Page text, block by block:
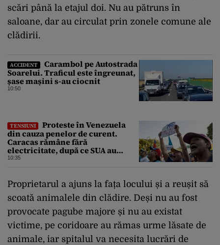
scări până la etajul doi. Nu au pătruns în
saloane, dar au circulat prin zonele comune ale
clădirii.
ACCIDENT
Carambol pe Autostrada
Soarelui. Traficul este îngreunat,
șase mașini s-au ciocnit
10:50
TENSIUNI
Proteste în Venezuela
din cauza penelor de curent.
Caracas rămâne fără
electricitate, după ce SUA au
promis modernizarea rețelei
10:35
Proprietarul a ajuns la fața locului și a reușit să
scoată animalele din clădire. Deși nu au fost
provocate pagube majore și nu au existat
victime, pe coridoare au rămas urme lăsate de
animale, iar spitalul va necesita lucrări de